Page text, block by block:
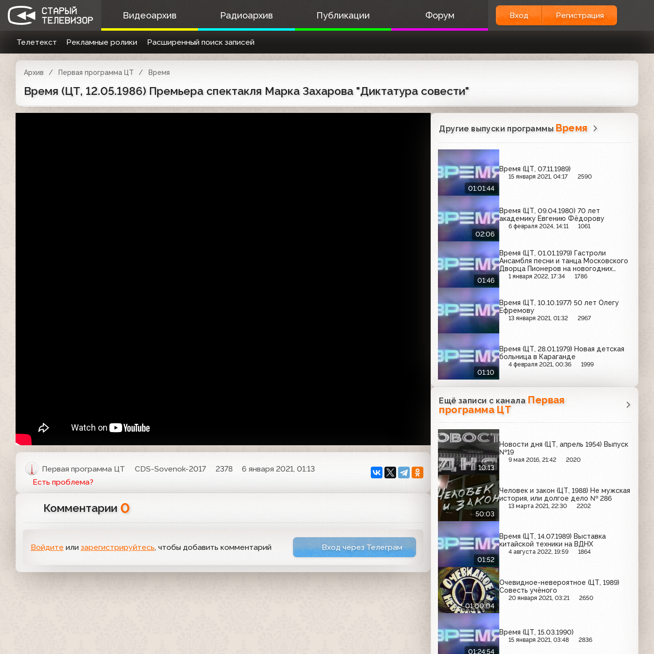
Видеоархив Радиоархив Публикации Форум Вход Регистрация
Телетекст Рекламные ролики Расширенный поиск записей
Архив Первая программа ЦТ Время
Время (ЦТ, 12.05.1986) Премьера спектакля Марка Захарова "Диктатура совести"
Первая программа ЦТ CDS-Sovenok-2017 2378
6 января 2021, 01:13
Есть проблема?
Комментарии 0
Войдите или зарегистрируйтесь, чтобы добавить комментарий Вход через Телеграм
Другие выпуски программы Время
01:01:44
Время (ЦТ, 07.11.1989)
15 января 2021, 04:17 2590
02:06
Время (ЦТ, 09.04.1980) 70 лет
академику Евгению Фёдорову
6 февраля 2024, 14:11 1061
01:46
Время (ЦТ, 01.01.1979) Гастроли
Ансамбля песни и танца Московского
Дворца Пионеров на новогодних
каникулах
1 января 2022, 17:34 1786
Время (ЦТ, 10.10.1977) 50 лет Олегу
Ефремову
13 января 2021, 01:32 2967
01:10
Время (ЦТ, 28.01.1979) Новая детская
больница в Караганде
4 февраля 2021, 00:36 1999
Ещё записи с канала Первая
программа ЦТ
10:13
Новости дня (ЦТ, апрель 1954) Выпуск
№19
9 мая 2016, 21:42 2020
50:03
Человек и закон (ЦТ, 1988) Не мужская
история, или долгое дело № 286
13 марта 2021, 22:30 2202
01:52
Время (ЦТ, 14.07.1989) Выставка
китайской техники на ВДНХ
4 августа 2022, 19:59 1864
01:00:04
Очевидное-невероятное (ЦТ, 1989)
Совесть учёного
20 января 2021, 03:21 2650
01:24:54
Время (ЦТ, 15.03.1990)
15 января 2021, 03:48 2836